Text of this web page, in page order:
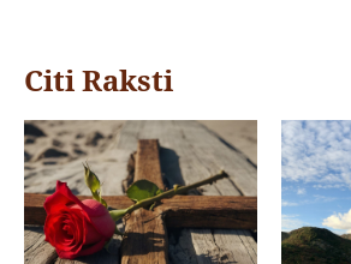
Citi Raksti